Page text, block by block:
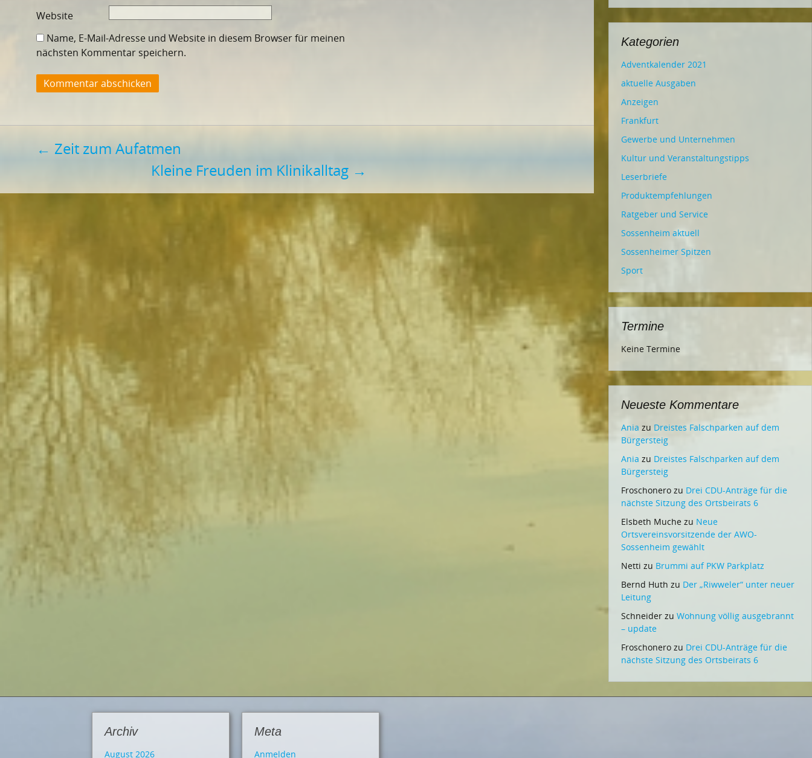
Website
Name, E-Mail-Adresse und Website in diesem Browser für meinen
nächsten Kommentar speichern.
Beitragsnavigation
← Zeit zum Aufatmen
Kleine Freuden im Klinikalltag →
Kategorien
Adventkalender 2021
aktuelle Ausgaben
Anzeigen
Frankfurt
Gewerbe und Unternehmen
Kultur und Veranstaltungstipps
Leserbriefe
Produktempfehlungen
Ratgeber und Service
Sossenheim aktuell
Sossenheimer Spitzen
Sport
Termine
Keine Termine
Neueste Kommentare
Ania zu Dreistes Falschparken auf dem
Bürgersteig
Ania zu Dreistes Falschparken auf dem
Bürgersteig
Froschonero zu Drei CDU-Anträge für die
nächste Sitzung des Ortsbeirats 6
Elsbeth Muche zu Neue
Ortsvereinsvorsitzende der AWO-
Sossenheim gewählt
Netti zu Brummi auf PKW Parkplatz
Bernd Huth zu Der „Riwweler“ unter neuer
Leitung
Schneider zuWohnung völlig ausgebrannt
– update
Froschonero zu Drei CDU-Anträge für die
nächste Sitzung des Ortsbeirats 6
Archiv
August 2026
Meta
Anmelden